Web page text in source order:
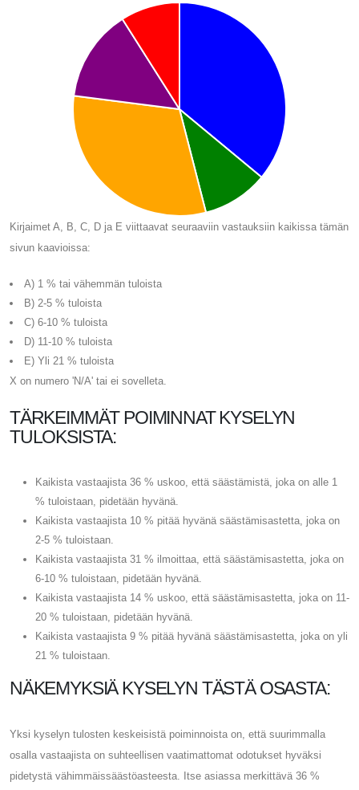
Kirjaimet A, B, C, D ja E viittaavat seuraaviin vastauksiin kaikissa tämän
sivun kaavioissa:
A) 1 % tai vähemmän tuloista
B) 2-5 % tuloista
C) 6-10 % tuloista
D) 11-10 % tuloista
E) Yli 21 % tuloista
X on numero 'N/A' tai ei sovelleta.
TÄRKEIMMÄT POIMINNAT KYSELYN
TULOKSISTA:
Kaikista vastaajista 36 % uskoo, että säästämistä, joka on alle 1
% tuloistaan, pidetään hyvänä.
Kaikista vastaajista 10 % pitää hyvänä säästämisastetta, joka on
2-5 % tuloistaan.
Kaikista vastaajista 31 % ilmoittaa, että säästämisastetta, joka on
6-10 % tuloistaan, pidetään hyvänä.
Kaikista vastaajista 14 % uskoo, että säästämisastetta, joka on 11-
20 % tuloistaan, pidetään hyvänä.
Kaikista vastaajista 9 % pitää hyvänä säästämisastetta, joka on yli
21 % tuloistaan.
NÄKEMYKSIÄ KYSELYN TÄSTÄ OSASTA:
Yksi kyselyn tulosten keskeisistä poiminnoista on, että suurimmalla
osalla vastaajista on suhteellisen vaatimattomat odotukset hyväksi
pidetystä vähimmäissäästöasteesta. Itse asiassa merkittävä 36 %